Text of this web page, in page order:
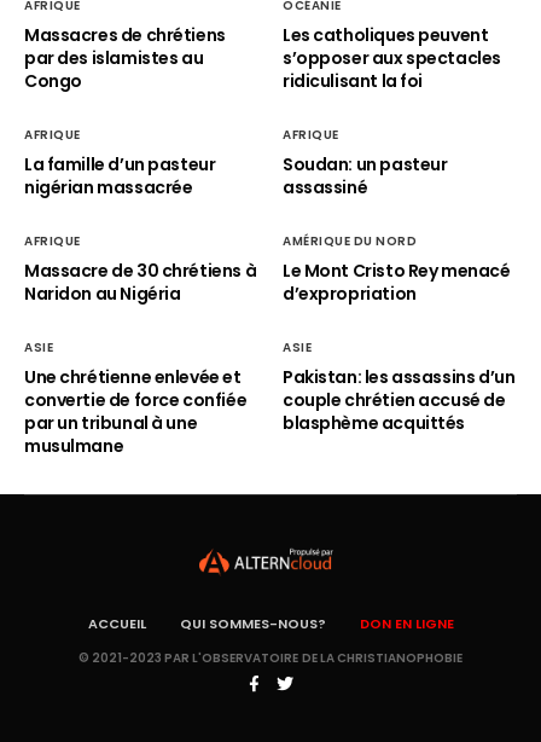
AFRIQUE
Massacres de chrétiens
par des islamistes au
Congo
OCÉANIE
Les catholiques peuvent
s’opposer aux spectacles
ridiculisant la foi
AFRIQUE
La famille d’un pasteur
nigérian massacrée
AFRIQUE
Soudan: un pasteur
assassiné
AFRIQUE
Massacre de 30 chrétiens à
Naridon au Nigéria
AMÉRIQUE DU NORD
Le Mont Cristo Rey menacé
d’expropriation
ASIE
Une chrétienne enlevée et
convertie de force confiée
par un tribunal à une
musulmane
ASIE
Pakistan: les assassins d’un
couple chrétien accusé de
blasphème acquittés
ACCUEIL QUI SOMMES-NOUS? DON EN LIGNE
© 2021-2023 PAR L'OBSERVATOIRE DE LA CHRISTIANOPHOBIE